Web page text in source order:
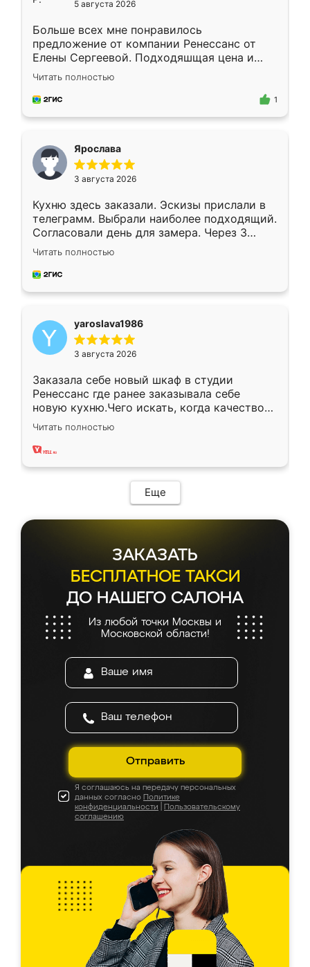
5 августа 2026
Больше всех мне понравилось
предложение от компании Ренессанс от
Елены Сергеевой. Подходяшщая цена и
короткие сроки изготовления. Приехавший
для замера сотрудник Владислав
предложил по моему эскизу самый
Читать полностью
1
Ярослава
3 августа 2026
Кухню здесь заказали. Эскизы прислали в
телеграмм. Выбрали наиболее подходящий.
Согласовали день для замера. Через 3
недели кухня была уже готова. Остались
довольны работой. Спасибо Ренессанс
мебель за качественную работу!
Читать полностью
yaroslava1986
3 августа 2026
Заказала себе новый шкаф в студии
Ренессанс где ранее заказывала себе
новую кухню.Чего искать, когда качеством
вполне довольна. Служит кухня уже почти
два года, нареканий нет.
Читать полностью
Еще
ЗАКАЗАТЬ
БЕСПЛАТНОЕ ТАКСИ
ДО НАШЕГО САЛОНА
Из любой точки Москвы и
Московской области!
Отправить
Я соглашаюсь на передачу персональных
данных согласно Политике
конфиденциальности
Пользовательскому
соглашению